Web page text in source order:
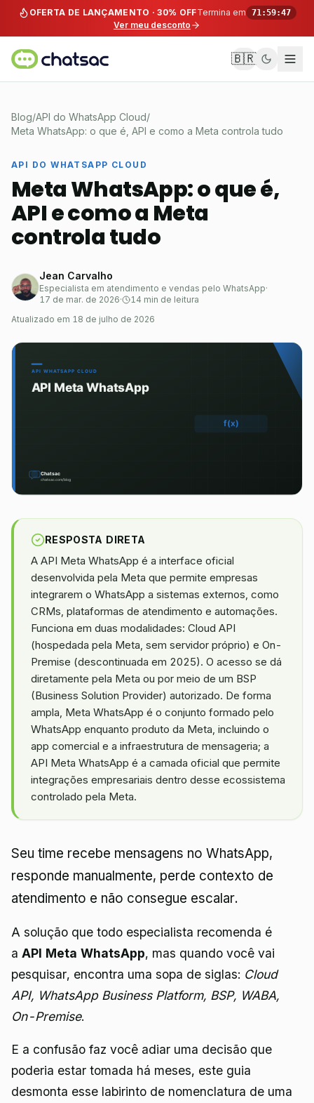
Pular para o conteúdo
OFERTA DE LANÇAMENTO · 30% OFFTermina em 71:59:47
Ver meu desconto
🇧🇷
Blog/API do WhatsApp Cloud/
Meta WhatsApp: o que é, API e como a Meta controla tudo
API DO WHATSAPP CLOUD
Meta WhatsApp: o que é,
API e como a Meta
controla tudo
Jean Carvalho
Especialista em atendimento e vendas pelo WhatsApp·
17 de mar. de 2026·
14 min de leitura
Atualizado em 18 de julho de 2026
RESPOSTA DIRETA
A API Meta WhatsApp é a interface oficial
desenvolvida pela Meta que permite empresas
integrarem o WhatsApp a sistemas externos, como
CRMs, plataformas de atendimento e automações.
Funciona em duas modalidades: Cloud API
(hospedada pela Meta, sem servidor próprio) e On-
Premise (descontinuada em 2025). O acesso se dá
diretamente pela Meta ou por meio de um BSP
(Business Solution Provider) autorizado. De forma
ampla, Meta WhatsApp é o conjunto formado pelo
WhatsApp enquanto produto da Meta, incluindo o
app comercial e a infraestrutura de mensageria; a
API Meta WhatsApp é a camada oficial que permite
integrações empresariais dentro desse ecossistema
controlado pela Meta.
Seu time recebe mensagens no WhatsApp,
responde manualmente, perde contexto de
atendimento e não consegue escalar.
A solução que todo especialista recomenda é
a API Meta WhatsApp, mas quando você vai
pesquisar, encontra uma sopa de siglas: Cloud
API, WhatsApp Business Platform, BSP, WABA,
On-Premise.
E a confusão faz você adiar uma decisão que
poderia estar tomada há meses, este guia
desmonta esse labirinto de nomenclatura de uma